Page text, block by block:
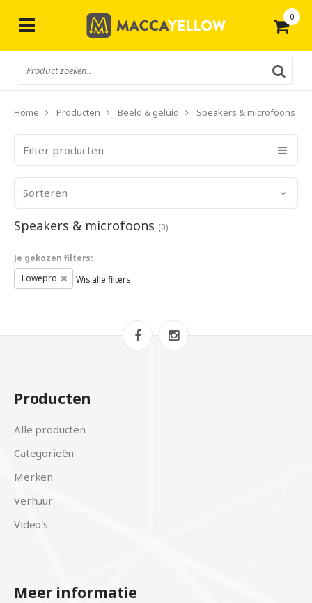
0
Home Producten Beeld & geluid Speakers & microfoons
Filter producten
Sorteren
Speakers & microfoons (0)
Je gekozen filters:
Lowepro Wis alle filters
Producten
Alle producten
Categorieën
Merken
Verhuur
Video's
Meer informatie